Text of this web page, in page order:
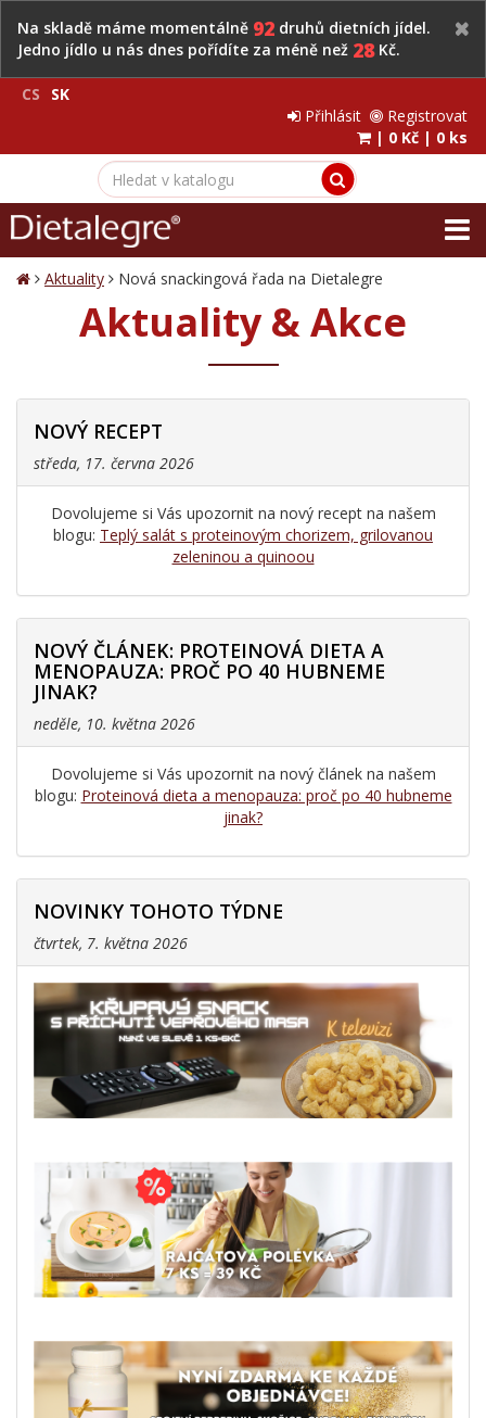
Na skladě máme momentálně 92 druhů dietních jídel.
Jedno jídlo u nás dnes pořídíte za méně než 28Kč.
CS
SK
Přihlásit
Registrovat
| 0 Kč | 0 ks
Aktuality Nová snackingová řada na Dietalegre
Aktuality & Akce
NOVÝ RECEPT
středa, 17. června 2026
Dovolujeme si Vás upozornit na nový recept na našem
blogu: Teplý salát s proteinovým chorizem, grilovanou
zeleninou a quinoou
NOVÝ ČLÁNEK: PROTEINOVÁ DIETA A
MENOPAUZA: PROČ PO 40 HUBNEME
JINAK?
neděle, 10. května 2026
Dovolujeme si Vás upozornit na nový článek na našem
blogu: Proteinová dieta a menopauza: proč po 40 hubneme
jinak?
NOVINKY TOHOTO TÝDNE
čtvrtek, 7. května 2026